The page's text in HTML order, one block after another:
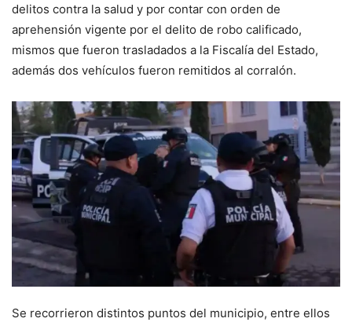
delitos contra la salud y por contar con orden de
aprehensión vigente por el delito de robo calificado,
mismos que fueron trasladados a la Fiscalía del Estado,
además dos vehículos fueron remitidos al corralón.
Se recorrieron distintos puntos del municipio, entre ellos